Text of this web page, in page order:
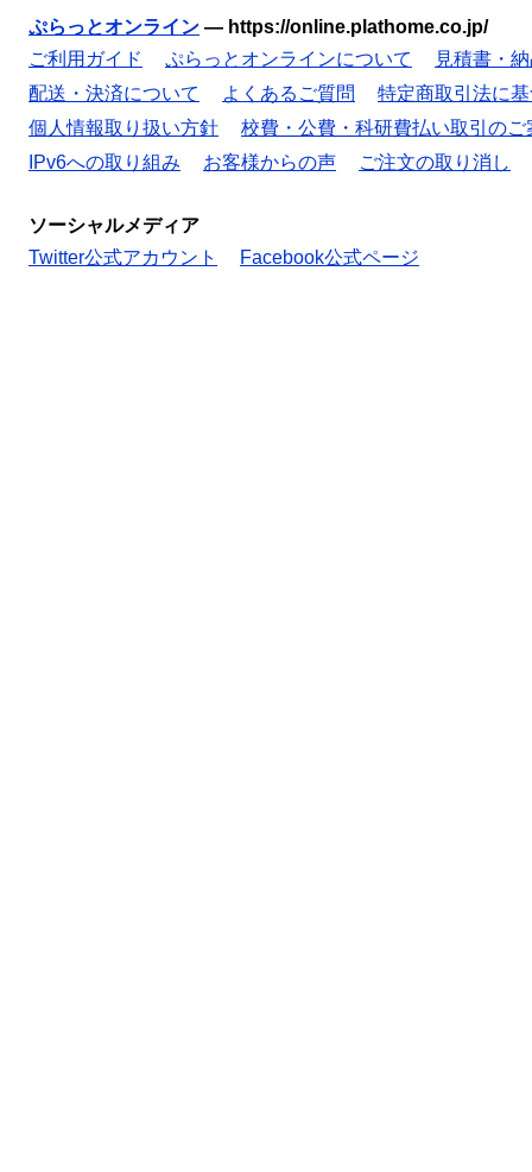
ぷらっとオンライン — https://online.plathome.co.jp/
ご利用ガイド
ぷらっとオンラインについて
見積書・
配送・決済について
よくあるご質問
特定商取引法に
個人情報取り扱い方針
校費・公費・科研費払い取引のご
IPv6への取り組み
お客様からの声 ご注文の取り消し
ソーシャルメディア
Twitter公式アカウント
Facebook公式ページ